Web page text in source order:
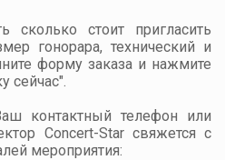
сколько стоит пригласить
гонорара, технический и
форму заказа и нажмите
сейчас".
контактный телефон или
Concert-Star свяжется с
мероприятия: